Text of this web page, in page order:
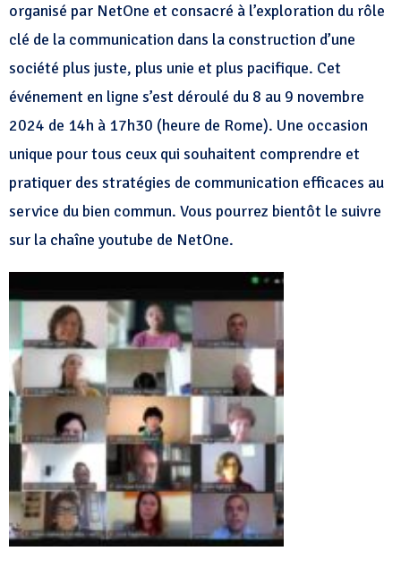
organisé par NetOne et consacré à l’exploration du rôle
clé de la communication dans la construction d’une
société plus juste, plus unie et plus pacifique. Cet
événement en ligne s’est déroulé du 8 au 9 novembre
2024 de 14h à 17h30 (heure de Rome). Une occasion
unique pour tous ceux qui souhaitent comprendre et
pratiquer des stratégies de communication efficaces au
service du bien commun. Vous pourrez bientôt le suivre
sur la chaîne youtube de NetOne.